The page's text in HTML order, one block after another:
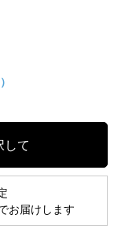
して
お届けします